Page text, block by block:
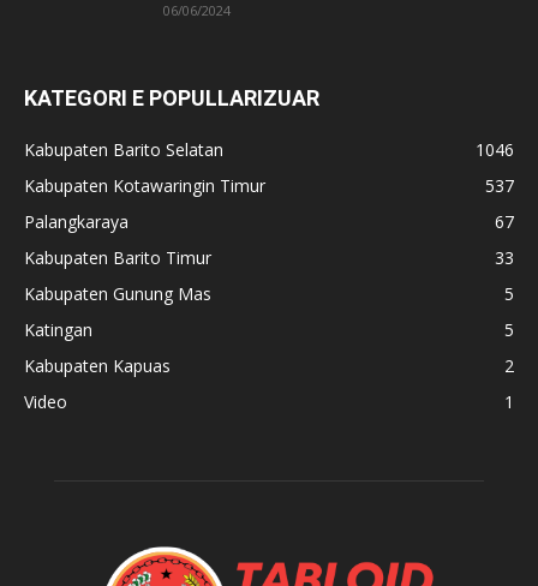
06/06/2024
KATEGORI E POPULLARIZUAR
Kabupaten Barito Selatan
1046
Kabupaten Kotawaringin Timur
537
Palangkaraya
67
Kabupaten Barito Timur
33
Kabupaten Gunung Mas
5
Katingan
5
Kabupaten Kapuas
2
Video
1